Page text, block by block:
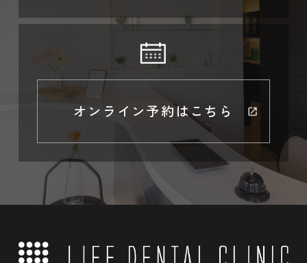
オンライン予約はこちら